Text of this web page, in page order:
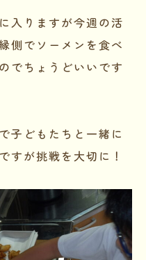
入りますが今週の活
側でソーメンを食べ
でちょうどいいです
子どもたちと一緒に
すが挑戦を大切に！